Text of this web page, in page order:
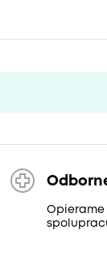
Opierame